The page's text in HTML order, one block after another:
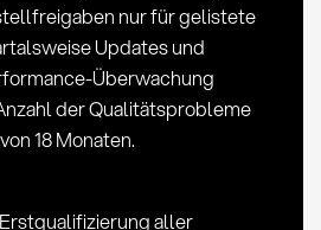
nur für gelistete
Updates und
Überwachung
der Qualitätsprobleme
18 Monaten.
aller